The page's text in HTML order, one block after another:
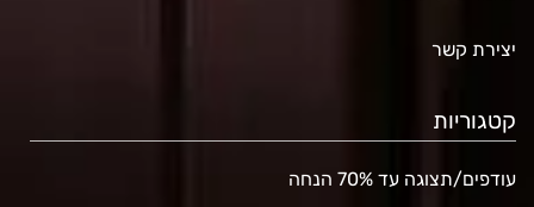
יצירת קשר
קטגוריות
עודפים/תצוגה עד 70% הנחה